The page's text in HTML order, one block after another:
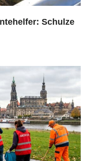
Schulze